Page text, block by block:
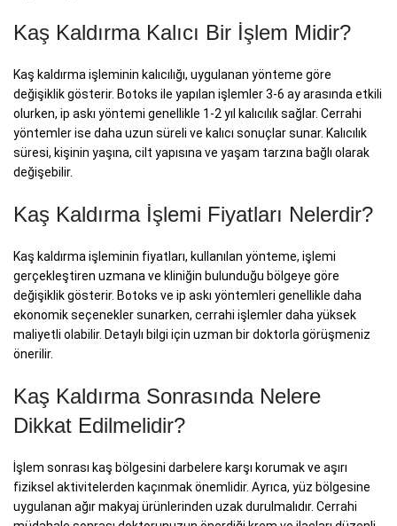
Kaş Kaldırma Kalıcı Bir İşlem Midir?
Kaş kaldırma işleminin kalıcılığı, uygulanan yönteme göre
değişiklik gösterir. Botoks ile yapılan işlemler 3-6 ay arasında etkili
olurken, ip askı yöntemi genellikle 1-2 yıl kalıcılık sağlar. Cerrahi
yöntemler ise daha uzun süreli ve kalıcı sonuçlar sunar. Kalıcılık
süresi, kişinin yaşına, cilt yapısına ve yaşam tarzına bağlı olarak
değişebilir.
Kaş Kaldırma İşlemi Fiyatları Nelerdir?
Kaş kaldırma işleminin fiyatları, kullanılan yönteme, işlemi
gerçekleştiren uzmana ve kliniğin bulunduğu bölgeye göre
değişiklik gösterir. Botoks ve ip askı yöntemleri genellikle daha
ekonomik seçenekler sunarken, cerrahi işlemler daha yüksek
maliyetli olabilir. Detaylı bilgi için uzman bir doktorla görüşmeniz
önerilir.
Kaş Kaldırma Sonrasında Nelere
Dikkat Edilmelidir?
İşlem sonrası kaş bölgesini darbelere karşı korumak ve aşırı
fiziksel aktivitelerden kaçınmak önemlidir. Ayrıca, yüz bölgesine
uygulanan ağır makyaj ürünlerinden uzak durulmalıdır. Cerrahi